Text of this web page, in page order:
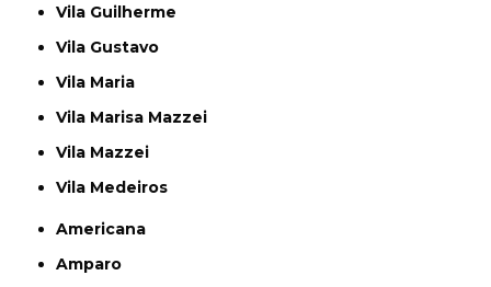
Vila Guilherme
Vila Gustavo
Vila Maria
Vila Marisa Mazzei
Vila Mazzei
Vila Medeiros
Americana
Amparo